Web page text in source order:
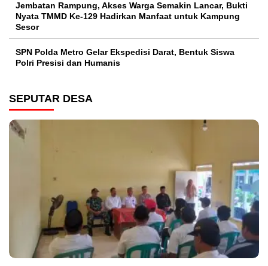
Jembatan Rampung, Akses Warga Semakin Lancar, Bukti
Nyata TMMD Ke-129 Hadirkan Manfaat untuk Kampung
Sesor
SPN Polda Metro Gelar Ekspedisi Darat, Bentuk Siswa
Polri Presisi dan Humanis
SEPUTAR DESA